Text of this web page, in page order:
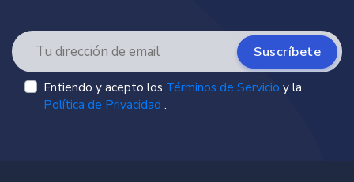
Suscríbete
Entiendo y acepto los Términos de Servicio y la
Política de Privacidad .